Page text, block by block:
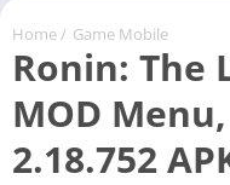
Home / Game Mobile
Ronin: The
MOD
2.18.752